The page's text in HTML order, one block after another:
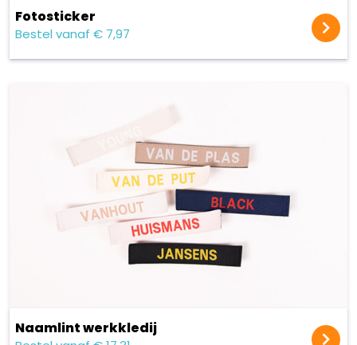
Fotosticker
Bestel vanaf € 7,97
Naamlint werkkledij